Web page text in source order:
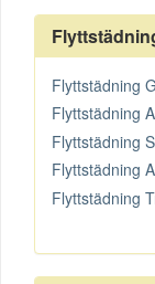
Flyttstädning
Flyttstädning
Flyttstädning
Flyttstädning
Flyttstädning